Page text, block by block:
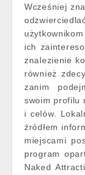
Wcześniej
ich
znalezienie
również
zanim
swoim profilu
i celów.
źródłem
miejscami
program
Naked